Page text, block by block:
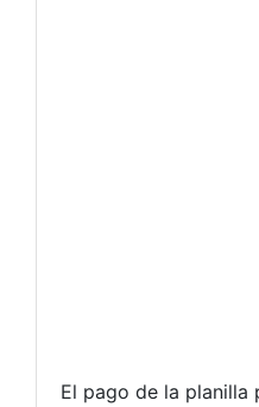
El pago de la planilla